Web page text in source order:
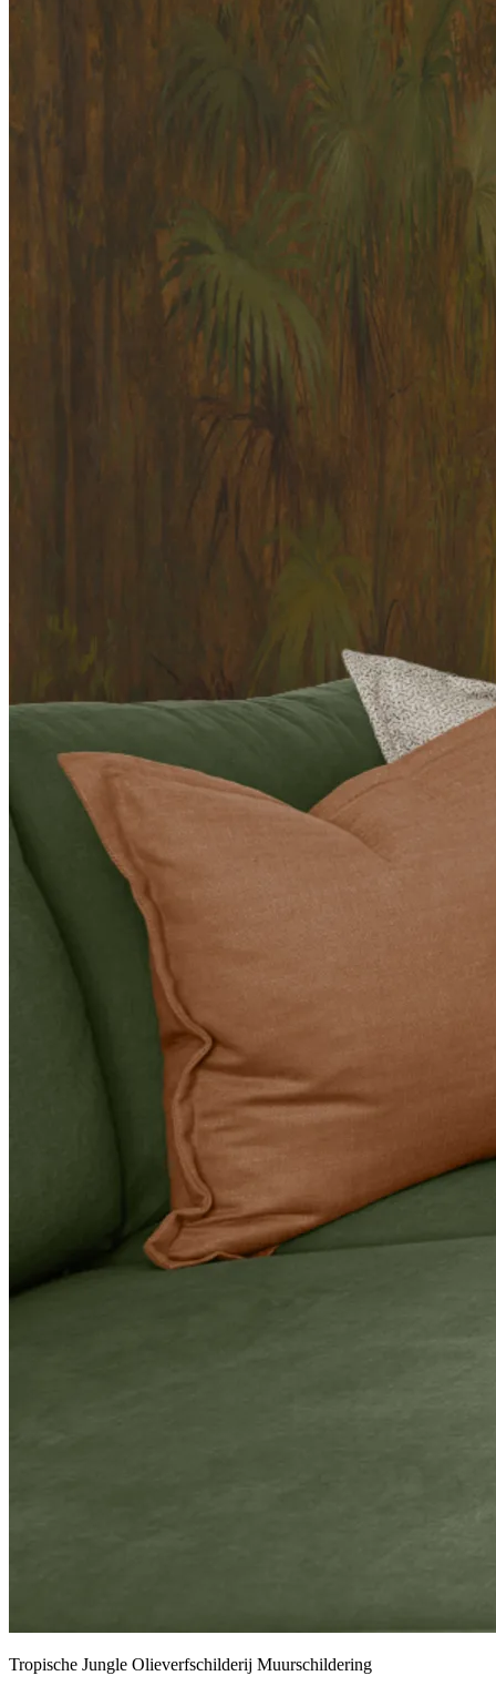
Tropische Jungle Olieverfschilderij Muurschildering